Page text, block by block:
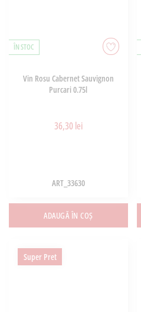
ÎN STOC
Vin Rosu Cabernet Sauvignon
Purcari 0.75l
36,30 lei
ART_33630
ADAUGĂ ÎN COȘ
Super Pret